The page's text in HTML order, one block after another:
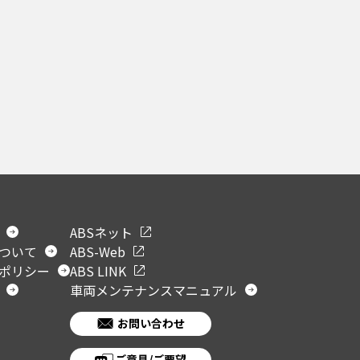
いて
リシー
ABSネット
ABS-Web
ABS LINK
車両メンテナンスマニュアル
お問い合わせ